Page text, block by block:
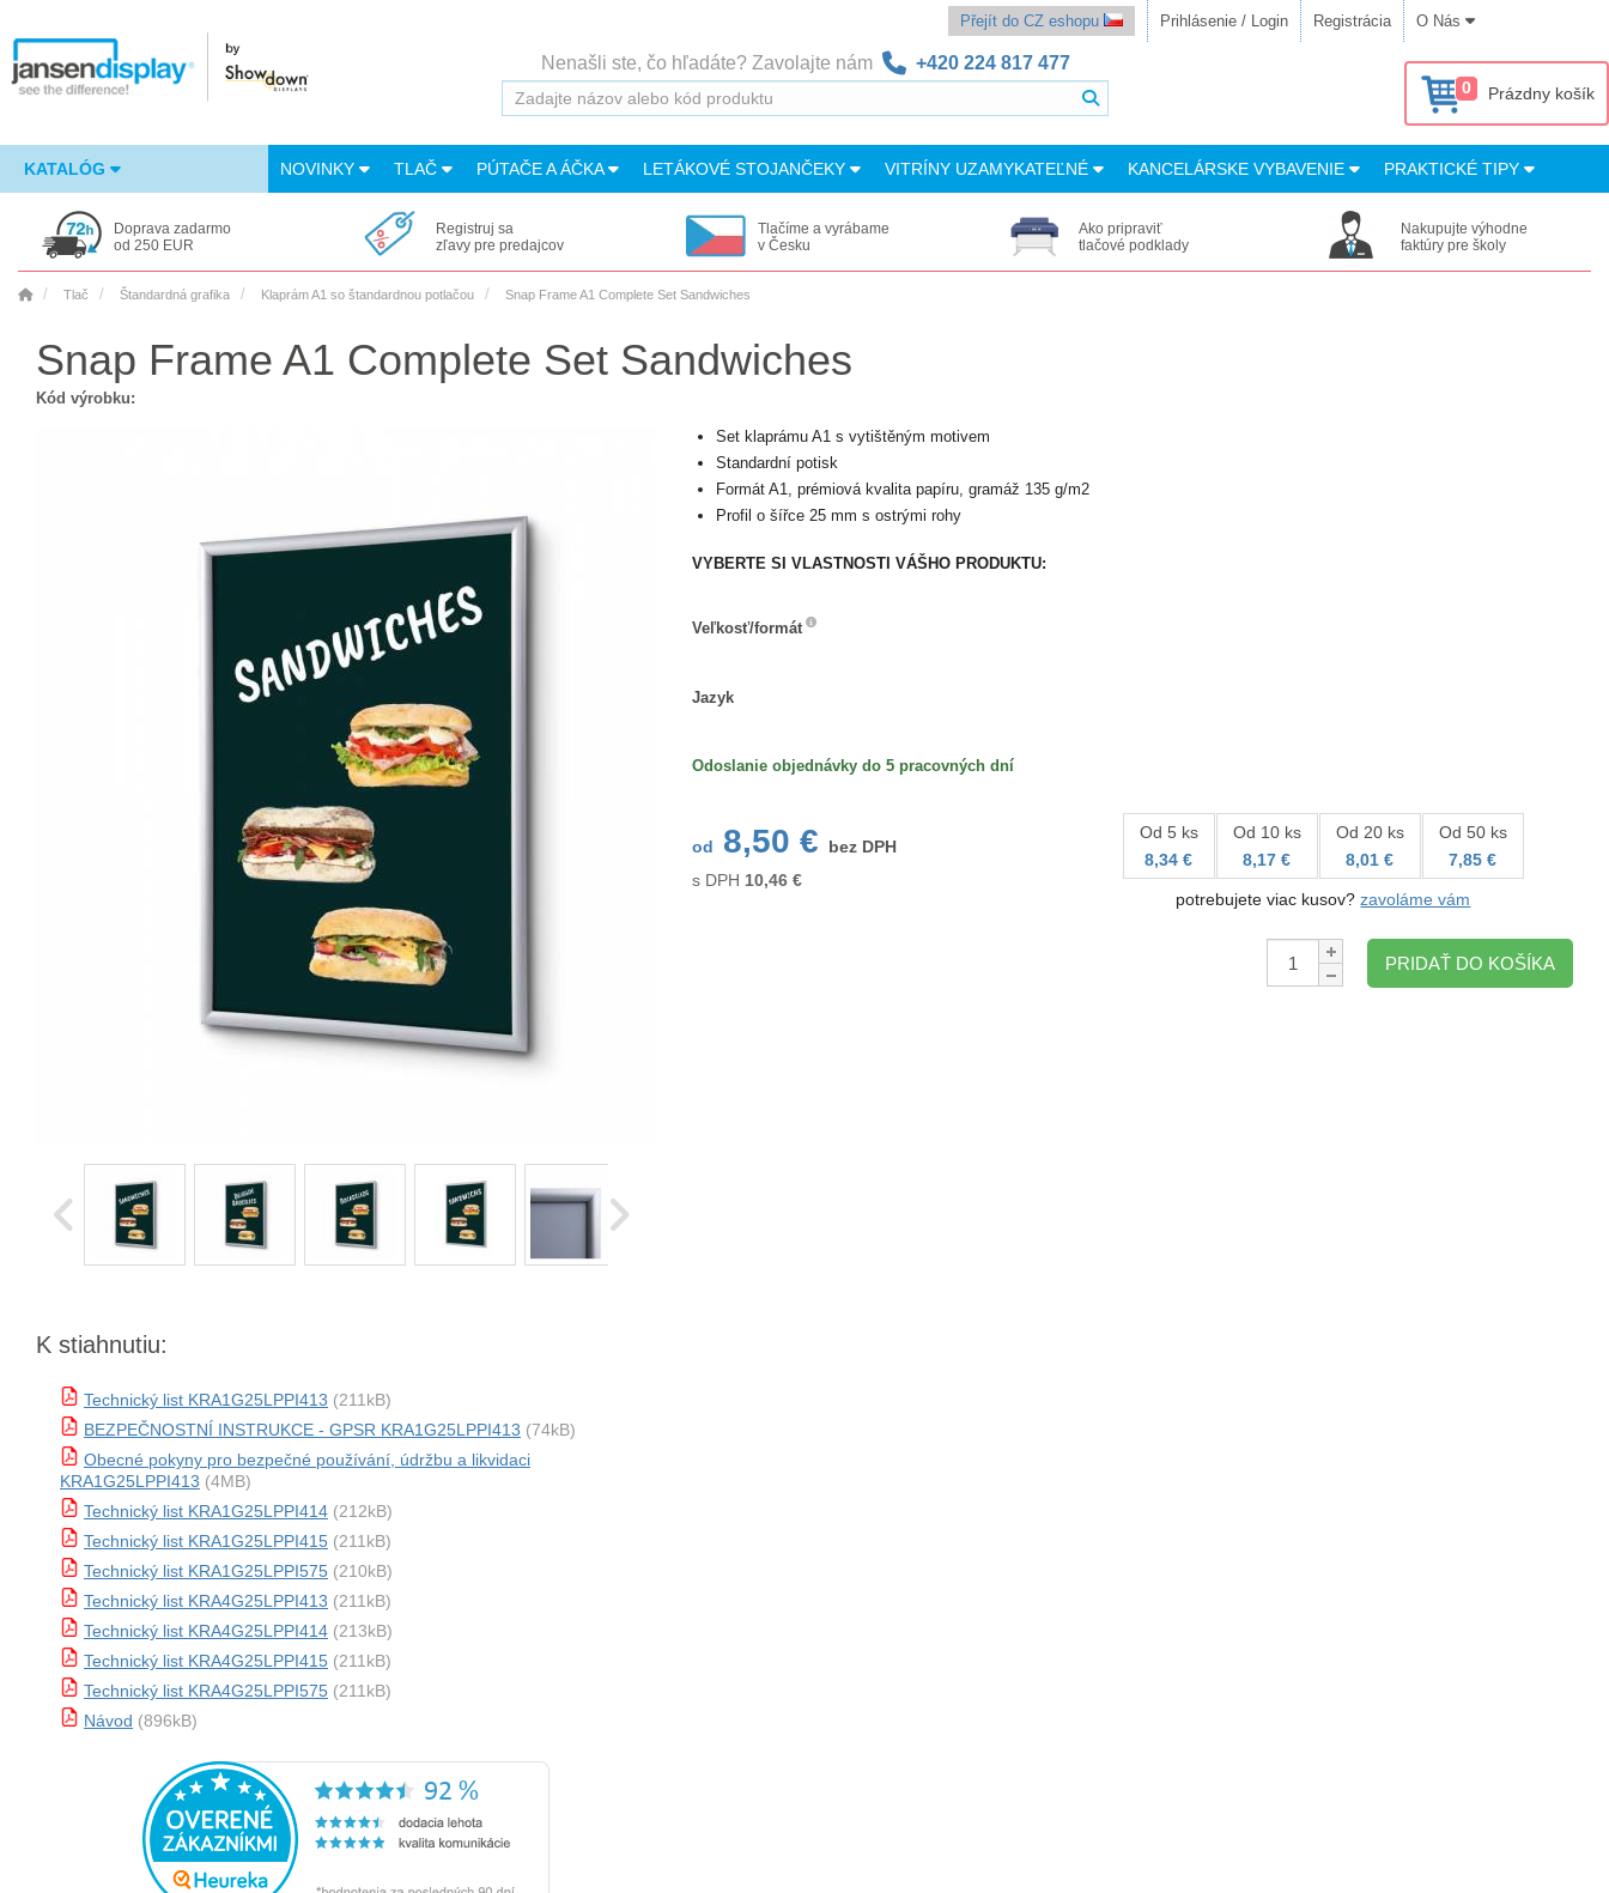
Přejít do CZ eshopu Prihlásenie / Login Registrácia O Nás
Nenašli ste, čo hľadáte? Zavolajte nám +420 224 817 477
0 Prázdny košík
KATALÓG NOVINKY TLAČ PÚTAČE A ÁČKA LETÁKOVÉ STOJANČEKY VITRÍNY UZAMYKATEĽNÉ KANCELÁRSKE VYBAVENIE PRAKTICKÉ TIPY
Doprava zadarmo
od 250 EUR
Registruj sa
zľavy pre predajcov
Tlačíme a vyrábame
v Česku
Ako pripraviť
tlačové podklady
Nakupujte výhodne
faktúry pre školy
Tlač Štandardná grafika Klaprám A1 so štandardnou potlačou Snap Frame A1 Complete Set Sandwiches
Snap Frame A1 Complete Set Sandwiches
Kód výrobku:
K stiahnutiu:
Technický list KRA1G25LPPI413 (211kB)
BEZPEČNOSTNÍ INSTRUKCE - GPSR KRA1G25LPPI413 (74kB)
Obecné pokyny pro bezpečné používání, údržbu a likvidaci
KRA1G25LPPI413 (4MB)
Technický list KRA1G25LPPI414 (212kB)
Technický list KRA1G25LPPI415 (211kB)
Technický list KRA1G25LPPI575 (210kB)
Technický list KRA4G25LPPI413 (211kB)
Technický list KRA4G25LPPI414 (213kB)
Technický list KRA4G25LPPI415 (211kB)
Technický list KRA4G25LPPI575 (211kB)
Návod (896kB)
Set klaprámu A1 s vytištěným motivem
Standardní potisk
Formát A1, prémiová kvalita papíru, gramáž 135 g/m2
Profil o šířce 25 mm s ostrými rohy
VYBERTE SI VLASTNOSTI VÁŠHO PRODUKTU:
Veľkosť/formát
Jazyk
Odoslanie objednávky do 5 pracovných dní
od 8,50 €
bez DPH
s DPH 10,46€
Od 5 ks
8,34 €
Od 10 ks
8,17 €
Od 20 ks
8,01 €
Od 50 ks
7,85 €
potrebujete viac kusov?zavoláme vám
Množstvo:
PRIDAŤ DO KOŠÍKA